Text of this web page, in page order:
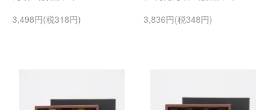
3,498円(税318円)
3,836円(税348円)